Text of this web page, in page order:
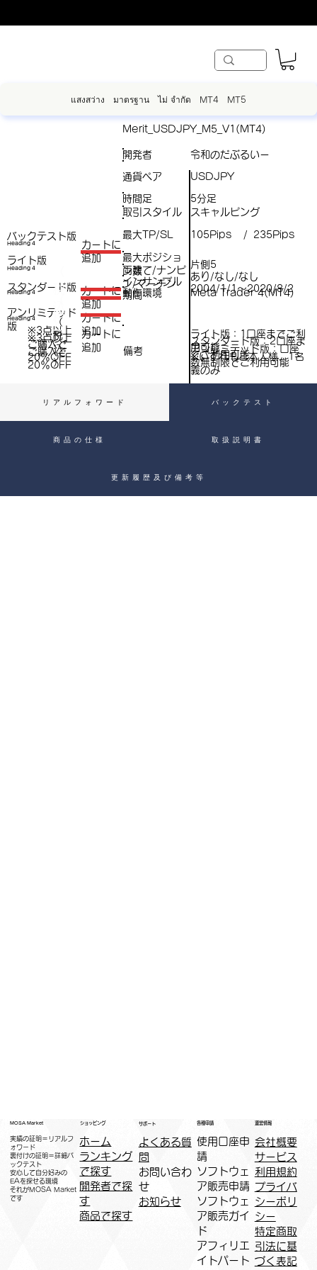
แสงสว่าง มาตรฐาน ไม่ จำกัด MT4 MT5
バックテスト版
スタンダード版
アンリミテッド
版
Merit_USDJPY_M5_V1(MT4)
開発者 令和のだぶるいー
最大ポジショ
ン数
片側5
Heading 4
​カートに
追加
税
込
）
Heading 4
​カートに
追加
Heading 4
※3点以上
ご購入で​
20％OFF
税
込
）
​カートに
追加
Heading 4
（
税
込
）
※3点以上
ご購入で​
20％OFF
​カートに
追加
ライト版
通貨ペア USDJPY
取引スタイル スキャルピング
最大TP/SL 105Pips / 235Pips
両建て/ナンピ
ン/マーチン
あり/なし/なし
インサンプル
期間
2004/1/1～2020/8/2
動作環境 Meta Trader 4(MT4)
時間足 5分足
備考
ライト版：1口座までご利
用可能
スタンダード版：2口座ま
でご利用可能
アンリミテッド版：口座
数無制限でご利用可能
※いずれもご本人様、1名
義のみ
リアルフォワード バックテスト
商品の仕様 取扱説明書
更新履歴及び備考等
MOSA Market
実績の証明＝リアルフ
ォワード
裏付けの証明＝詳細バ
ックテスト
安心して自分好みの
EAを探せる環境
​それがMOSA Market
です
ショッピング
ホーム
ランキング
で探す
開発者で探
す
商品で探す
サポート
よくある質
問
お問い合わ
せ
お知らせ
各種申請
​使用口座申
請
ソフトウェ
ア販売申請
ソフトウェ
ア販売ガイ
ド
アフィリエ
イトパート
運営情報
会社概要
サービス
利用規約
プライバ
シーポリ
シー
特定商取
引法に基
づく表記